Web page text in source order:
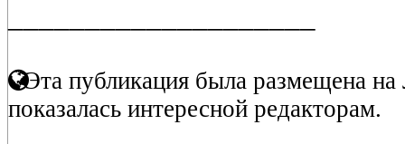
Эта публикация была размещена на
показалась интересной редакторам.